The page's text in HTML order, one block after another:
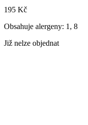
195 Kč
Obsahuje alergeny: 1, 8
Již nelze objednat